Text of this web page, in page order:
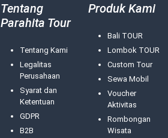
Tentang
Parahita Tour
Tentang Kami
Legalitas
Perusahaan
Syarat dan
Ketentuan
GDPR
B2B
Produk Kami
Bali TOUR
Lombok TOUR
Custom Tour
Sewa Mobil
Voucher
Aktivitas
Rombongan
Wisata